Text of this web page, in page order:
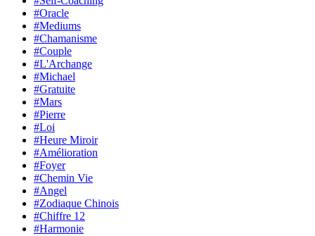
#Oracle
#Mediums
#Chamanisme
#Couple
#L'Archange
#Michael
#Gratuite
#Mars
#Pierre
#Loi
#Heure Miroir
#Amélioration
#Foyer
#Chemin Vie
#Angel
#Zodiaque Chinois
#Chiffre 12
#Harmonie